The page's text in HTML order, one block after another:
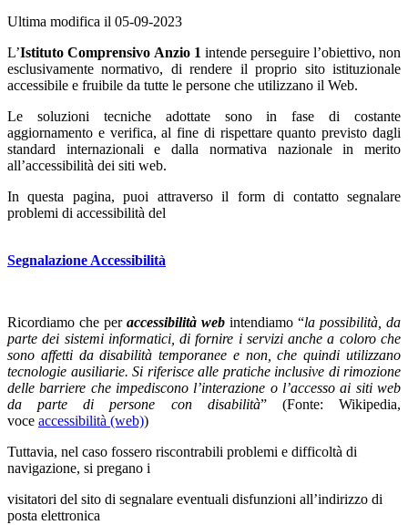
Ultima modifica il 05-09-2023
L’Istituto Comprensivo Anzio 1 intende perseguire l’obiettivo, non
esclusivamente normativo, di rendere il proprio sito istituzionale
accessibile e fruibile da tutte le persone che utilizzano il Web.
Le soluzioni tecniche adottate sono in fase di costante
aggiornamento e verifica, al fine di rispettare quanto previsto dagli
standard internazionali e dalla normativa nazionale in merito
all’accessibilità dei siti web.
In questa pagina, puoi attraverso il form di contatto segnalare
problemi di accessibilità del
Segnalazione Accessibilità
Ricordiamo che per accessibilità web intendiamo “la possibilità, da
parte dei sistemi informatici, di fornire i servizi anche a coloro che
sono affetti da disabilità temporanee e non, che quindi utilizzano
tecnologie ausiliarie. Si riferisce alle pratiche inclusive di rimozione
delle barriere che impediscono l’interazione o l’accesso ai siti web
da parte di persone con disabilità” (Fonte: Wikipedia,
voce accessibilità (web))
Tuttavia, nel caso fossero riscontrabili problemi e difficoltà di
navigazione, si pregano i
visitatori del sito di segnalare eventuali disfunzioni all’indirizzo di
posta elettronica